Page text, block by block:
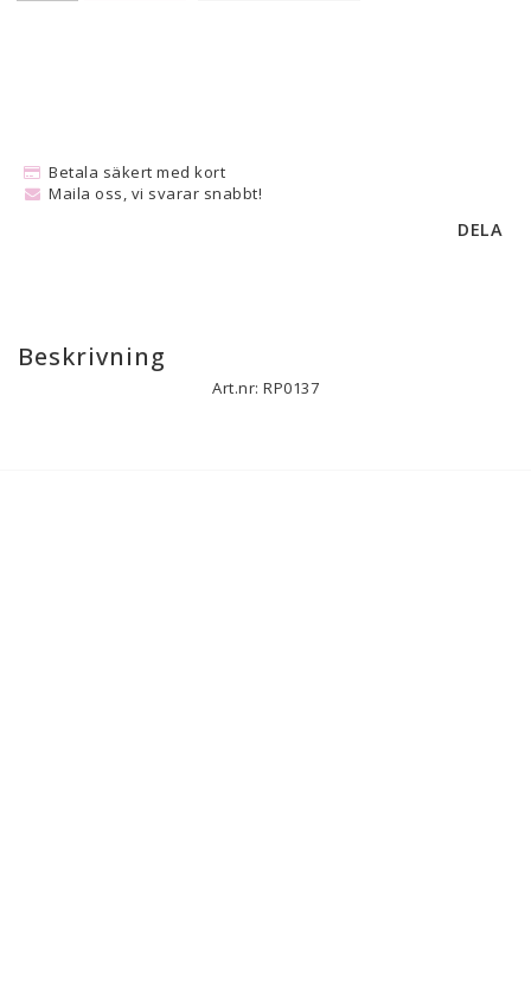
Betala säkert med kort
Maila oss, vi svarar snabbt!
DELA
Beskrivning
Art.nr: RP0137